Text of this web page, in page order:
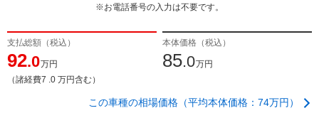
※お電話番号の入力は不要です。
支払総額（税込）
92.0万円
（諸経費7 .0 万円含む）
本体価格（税込）
85.0万円
この車種の相場価格（平均本体価格：74万円）